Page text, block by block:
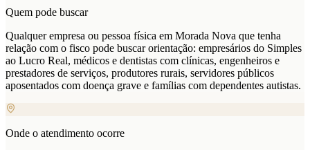
Quem pode buscar
Qualquer empresa ou pessoa física em Morada Nova que tenha
relação com o fisco pode buscar orientação: empresários do Simples
ao Lucro Real, médicos e dentistas com clínicas, engenheiros e
prestadores de serviços, produtores rurais, servidores públicos
aposentados com doença grave e famílias com dependentes autistas.
Onde o atendimento ocorre